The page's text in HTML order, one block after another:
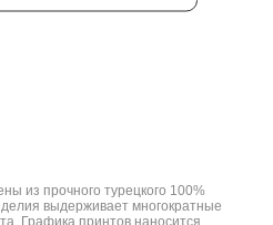
из прочного турецкого 100%
выдерживает многократные
Графика принтов наносится